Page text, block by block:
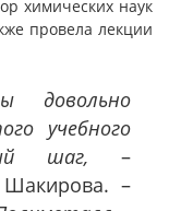
химических наук
провела лекции
довольно
учебного
шаг, –
Шакирова. –